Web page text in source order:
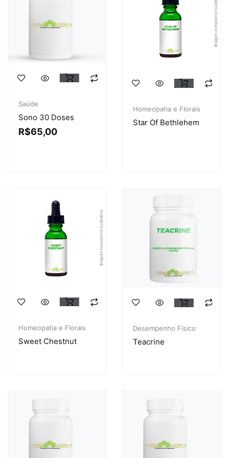
Saúde
Sono 30 Doses
R$65,00
Homeopatia e Florais
Star Of Bethlehem
Homeopatia e Florais
Sweet Chestnut
Desempenho Físico
Teacrine